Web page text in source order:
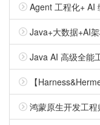
Agent 工程化+ AI
Java+大数据+AI
Java AI 高级全能
【
鸿蒙原生开发工程